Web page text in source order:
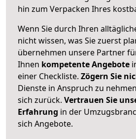
hin zum Verpacken Ihres
Wenn Sie durch Ihren
nicht wissen, was Sie zuerst
übernehmen unsere Partner
Ihnen kompetente Angebote
einer Checkliste. Zögern Sie
Dienste in Anspruch zu
sich zurück. Vertrauen Sie
Erfahrung in der
sich Angebote.